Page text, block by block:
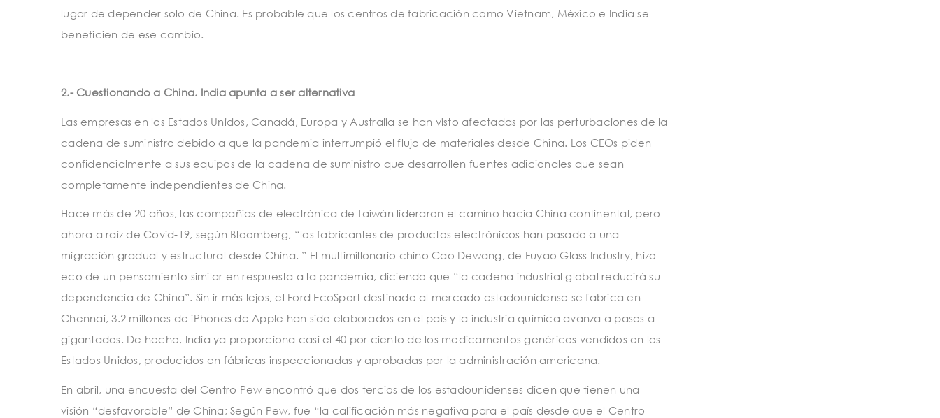
lugar de depender solo de China. Es probable que los centros de fabricación como Vietnam, México e India se
beneficien de ese cambio.
2.- Cuestionando a China. India apunta a ser alternativa
Las empresas en los Estados Unidos, Canadá, Europa y Australia se han visto afectadas por las perturbaciones de la
cadena de suministro debido a que la pandemia interrumpió el flujo de materiales desde China. Los CEOs piden
confidencialmente a sus equipos de la cadena de suministro que desarrollen fuentes adicionales que sean
completamente independientes de China.
Hace más de 20 años, las compañías de electrónica de Taiwán lideraron el camino hacia China continental, pero
ahora a raíz de Covid-19, según Bloomberg, “los fabricantes de productos electrónicos han pasado a una
migración gradual y estructural desde China. ” El multimillonario chino Cao Dewang, de Fuyao Glass Industry, hizo
eco de un pensamiento similar en respuesta a la pandemia, diciendo que “la cadena industrial global reducirá su
dependencia de China”. Sin ir más lejos, el Ford EcoSport destinado al mercado estadounidense se fabrica en
Chennai, 3.2 millones de iPhones de Apple han sido elaborados en el país y la industria química avanza a pasos a
gigantados. De hecho, India ya proporciona casi el 40 por ciento de los medicamentos genéricos vendidos en los
Estados Unidos, producidos en fábricas inspeccionadas y aprobadas por la administración americana.
En abril, una encuesta del Centro Pew encontró que dos tercios de los estadounidenses dicen que tienen una
visión “desfavorable” de China; Según Pew, fue “la calificación más negativa para el país desde que el Centro